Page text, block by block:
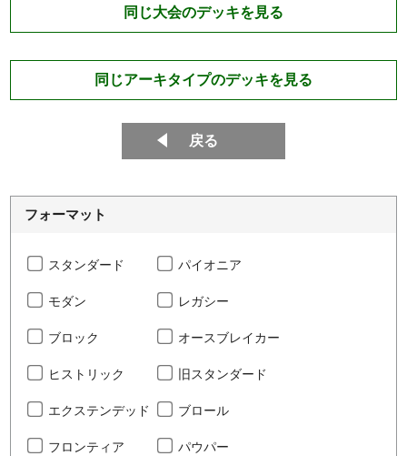
同じ大会のデッキを見る
同じアーキタイプのデッキを見る
戻る
フォーマット
スタンダード パイオニア
モダン レガシー
ブロック オースブレイカー
ヒストリック 旧スタンダード
エクステンデッド ブロール
フロンティア パウパー